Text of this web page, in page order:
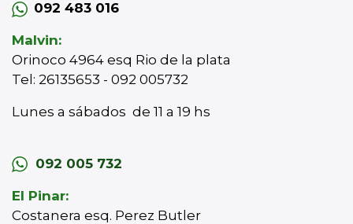
092 483 016
Malvin:
Orinoco 4964 esq Rio de la plata
Tel: 26135653 - 092 005732
Lunes a sábados de 11 a 19 hs
092 005 732
El Pinar:
Costanera esq. Perez Butler